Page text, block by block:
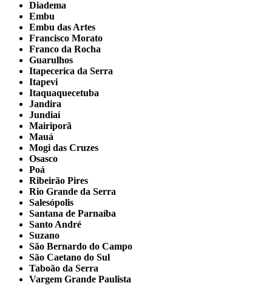
Diadema
Embu
Embu das Artes
Francisco Morato
Franco da Rocha
Guarulhos
Itapecerica da Serra
Itapevi
Itaquaquecetuba
Jandira
Jundiaí
Mairiporã
Mauá
Mogi das Cruzes
Osasco
Poá
Ribeirão Pires
Rio Grande da Serra
Salesópolis
Santana de Parnaíba
Santo André
Suzano
São Bernardo do Campo
São Caetano do Sul
Taboão da Serra
Vargem Grande Paulista